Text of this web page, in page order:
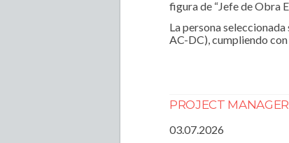
figura de “Jefe de Obra
La persona
AC-DC), cumpliendo
PROJECT
03.07.2026